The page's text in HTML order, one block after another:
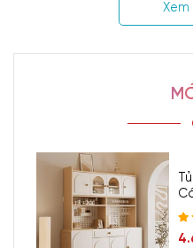
1. Tìm hiểu
là hệ
kính kính cường lực. Kết
nhôm kínhchuyên
tách các khu vực chức
phòng khách, vách ngăn